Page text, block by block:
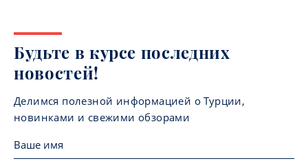
Будьте в курсе последних
новостей!
Делимся полезной информацией о Турции,
новинками и свежими обзорами